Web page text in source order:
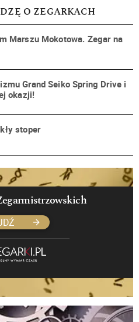
O ZEGARKACH
Marszu Mokotowa. Zegar na
Grand Seiko Spring Drive i
okazji!
stoper